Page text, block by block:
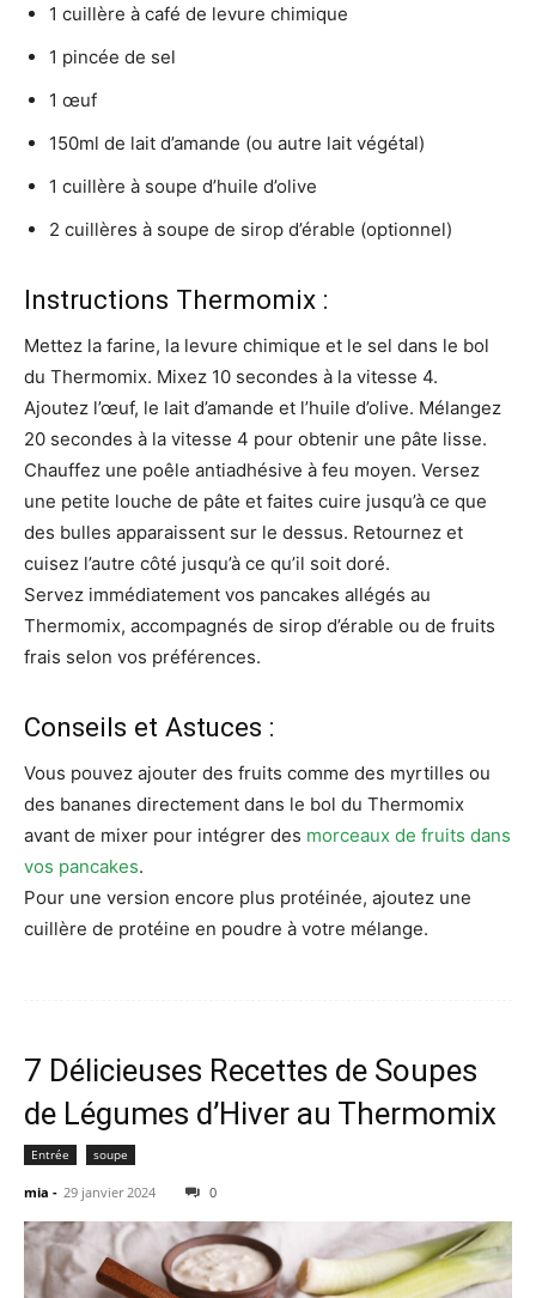
1 cuillère à café de levure chimique
1 pincée de sel
1 œuf
150ml de lait d’amande (ou autre lait végétal)
1 cuillère à soupe d’huile d’olive
2 cuillères à soupe de sirop d’érable (optionnel)
Instructions Thermomix :
Mettez la farine, la levure chimique et le sel dans le bol
du Thermomix. Mixez 10 secondes à la vitesse 4.
Ajoutez l’œuf, le lait d’amande et l’huile d’olive. Mélangez
20 secondes à la vitesse 4 pour obtenir une pâte lisse.
Chauffez une poêle antiadhésive à feu moyen. Versez
une petite louche de pâte et faites cuire jusqu’à ce que
des bulles apparaissent sur le dessus. Retournez et
cuisez l’autre côté jusqu’à ce qu’il soit doré.
Servez immédiatement vos pancakes allégés au
Thermomix, accompagnés de sirop d’érable ou de fruits
frais selon vos préférences.
Conseils et Astuces :
Vous pouvez ajouter des fruits comme des myrtilles ou
des bananes directement dans le bol du Thermomix
avant de mixer pour intégrer des morceaux de fruits dans
vos pancakes.
Pour une version encore plus protéinée, ajoutez une
cuillère de protéine en poudre à votre mélange.
7 Délicieuses Recettes de Soupes
de Légumes d’Hiver au Thermomix
Entrée soupe
mia - 29 janvier 2024 0